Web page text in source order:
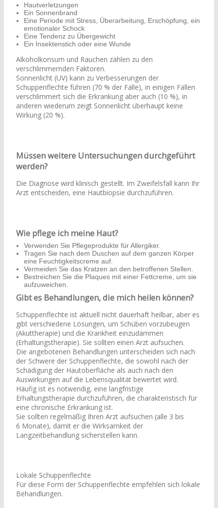
Hautverletzungen
Ein Sonnenbrand
Eine Periode mit Stress, Überarbeitung, Erschöpfung, ein
emotionaler Schock
Eine Tendenz zu Übergewicht
Ein Insektenstich oder eine Wunde
Alkoholkonsum und Rauchen zählen zu den
verschlimmernden Faktoren.
Sonnenlicht (UV) kann zu Verbesserungen der
Schuppenflechte führen (70 % der Fälle), in einigen Fällen
verschlimmert sich die Erkrankung aber auch (10 %), in
anderen wiederum zeigt Sonnenlicht überhaupt keine
Wirkung (20 %).
Müssen weitere Untersuchungen durchgeführt
werden?
Die Diagnose wird klinisch gestellt. Im Zweifelsfall kann Ihr
Arzt entscheiden, eine Hautbiopsie durchzuführen.
Wie pflege ich meine Haut?
Verwenden Sie Pflegeprodukte für Allergiker.
Tragen Sie nach dem Duschen auf dem ganzen Körper
eine Feuchtigkeitscreme auf.
Vermeiden Sie das Kratzen an den betroffenen Stellen.
Bestreichen Sie die Plaques mit einer Fettcreme, um sie
aufzuweichen.
Gibt es Behandlungen, die mich heilen können?
Schuppenflechte ist aktuell nicht dauerhaft heilbar, aber es
gibt verschiedene Lösungen, um Schüben vorzubeugen
(Akuttherapie) und die Krankheit einzudämmen
(Erhaltungstherapie). Sie sollten einen Arzt aufsuchen.
Die angebotenen Behandlungen unterscheiden sich nach
der Schwere der Schuppenflechte, die sowohl nach der
Schädigung der Hautoberfläche als auch nach den
Auswirkungen auf die Lebensqualität bewertet wird.
Häufig ist es notwendig, eine langfristige
Erhaltungstherapie durchzuführen, die charakteristisch für
eine chronische Erkrankung ist.
Sie sollten regelmäßig Ihren Arzt aufsuchen (alle 3 bis
6 Monate), damit er die Wirksamkeit der
Langzeitbehandlung sicherstellen kann.
Lokale Schuppenflechte
Für diese Form der Schuppenflechte empfehlen sich lokale
Behandlungen.